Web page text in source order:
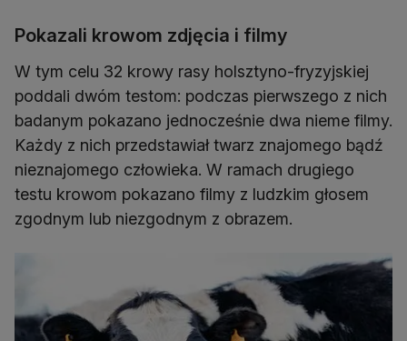
Pokazali krowom zdjęcia i filmy
W tym celu 32 krowy rasy holsztyno-fryzyjskiej
poddali dwóm testom: podczas pierwszego z nich
badanym pokazano jednocześnie dwa nieme filmy.
Każdy z nich przedstawiał twarz znajomego bądź
nieznajomego człowieka. W ramach drugiego
testu krowom pokazano filmy z ludzkim głosem
zgodnym lub niezgodnym z obrazem.